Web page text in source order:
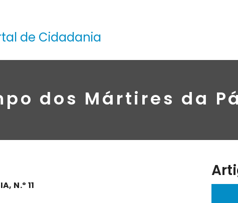
de Cidadania
dos Mártires da
N.º 11